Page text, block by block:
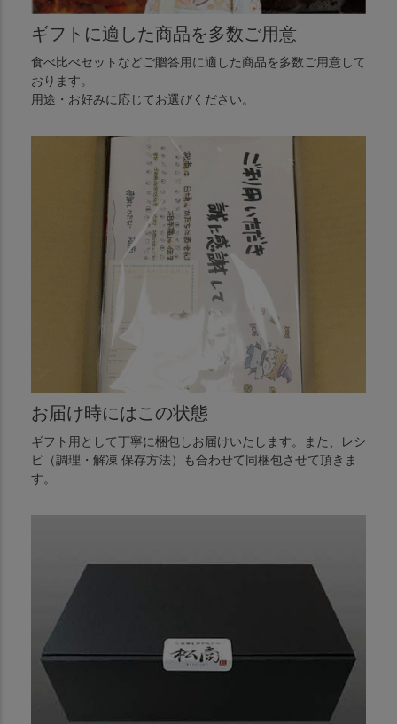
ギフトに適した商品を多数ご用意
食べ比べセットなどご贈答用に適した商品を多数ご用意して
おります。
用途・お好みに応じてお選びください。
お届け時にはこの状態
ギフト用として丁寧に梱包しお届けいたします。また、レシ
ピ（調理・解凍 保存方法）も合わせて同梱包させて頂きま
す。